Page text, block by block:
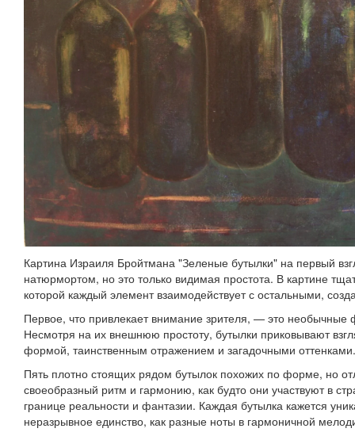
Картина Израиля Бройтмана "Зеленые бутылки" на первый
натюрмортом, но это только видимая простота. В картине
которой каждый элемент взаимодействует с остальными,
Первое, что привлекает внимание зрителя, — это
Несмотря на их внешнюю простоту, бутылки приковывают
формой, таинственным отражением и загадочными оттенками.
Пять плотно стоящих рядом бутылок похожих по форме, но
своеобразный ритм и гармонию, как будто они участвуют в
границе реальности и фантазии. Каждая бутылка кажется
неразрывное единство, как разные ноты в гармоничной